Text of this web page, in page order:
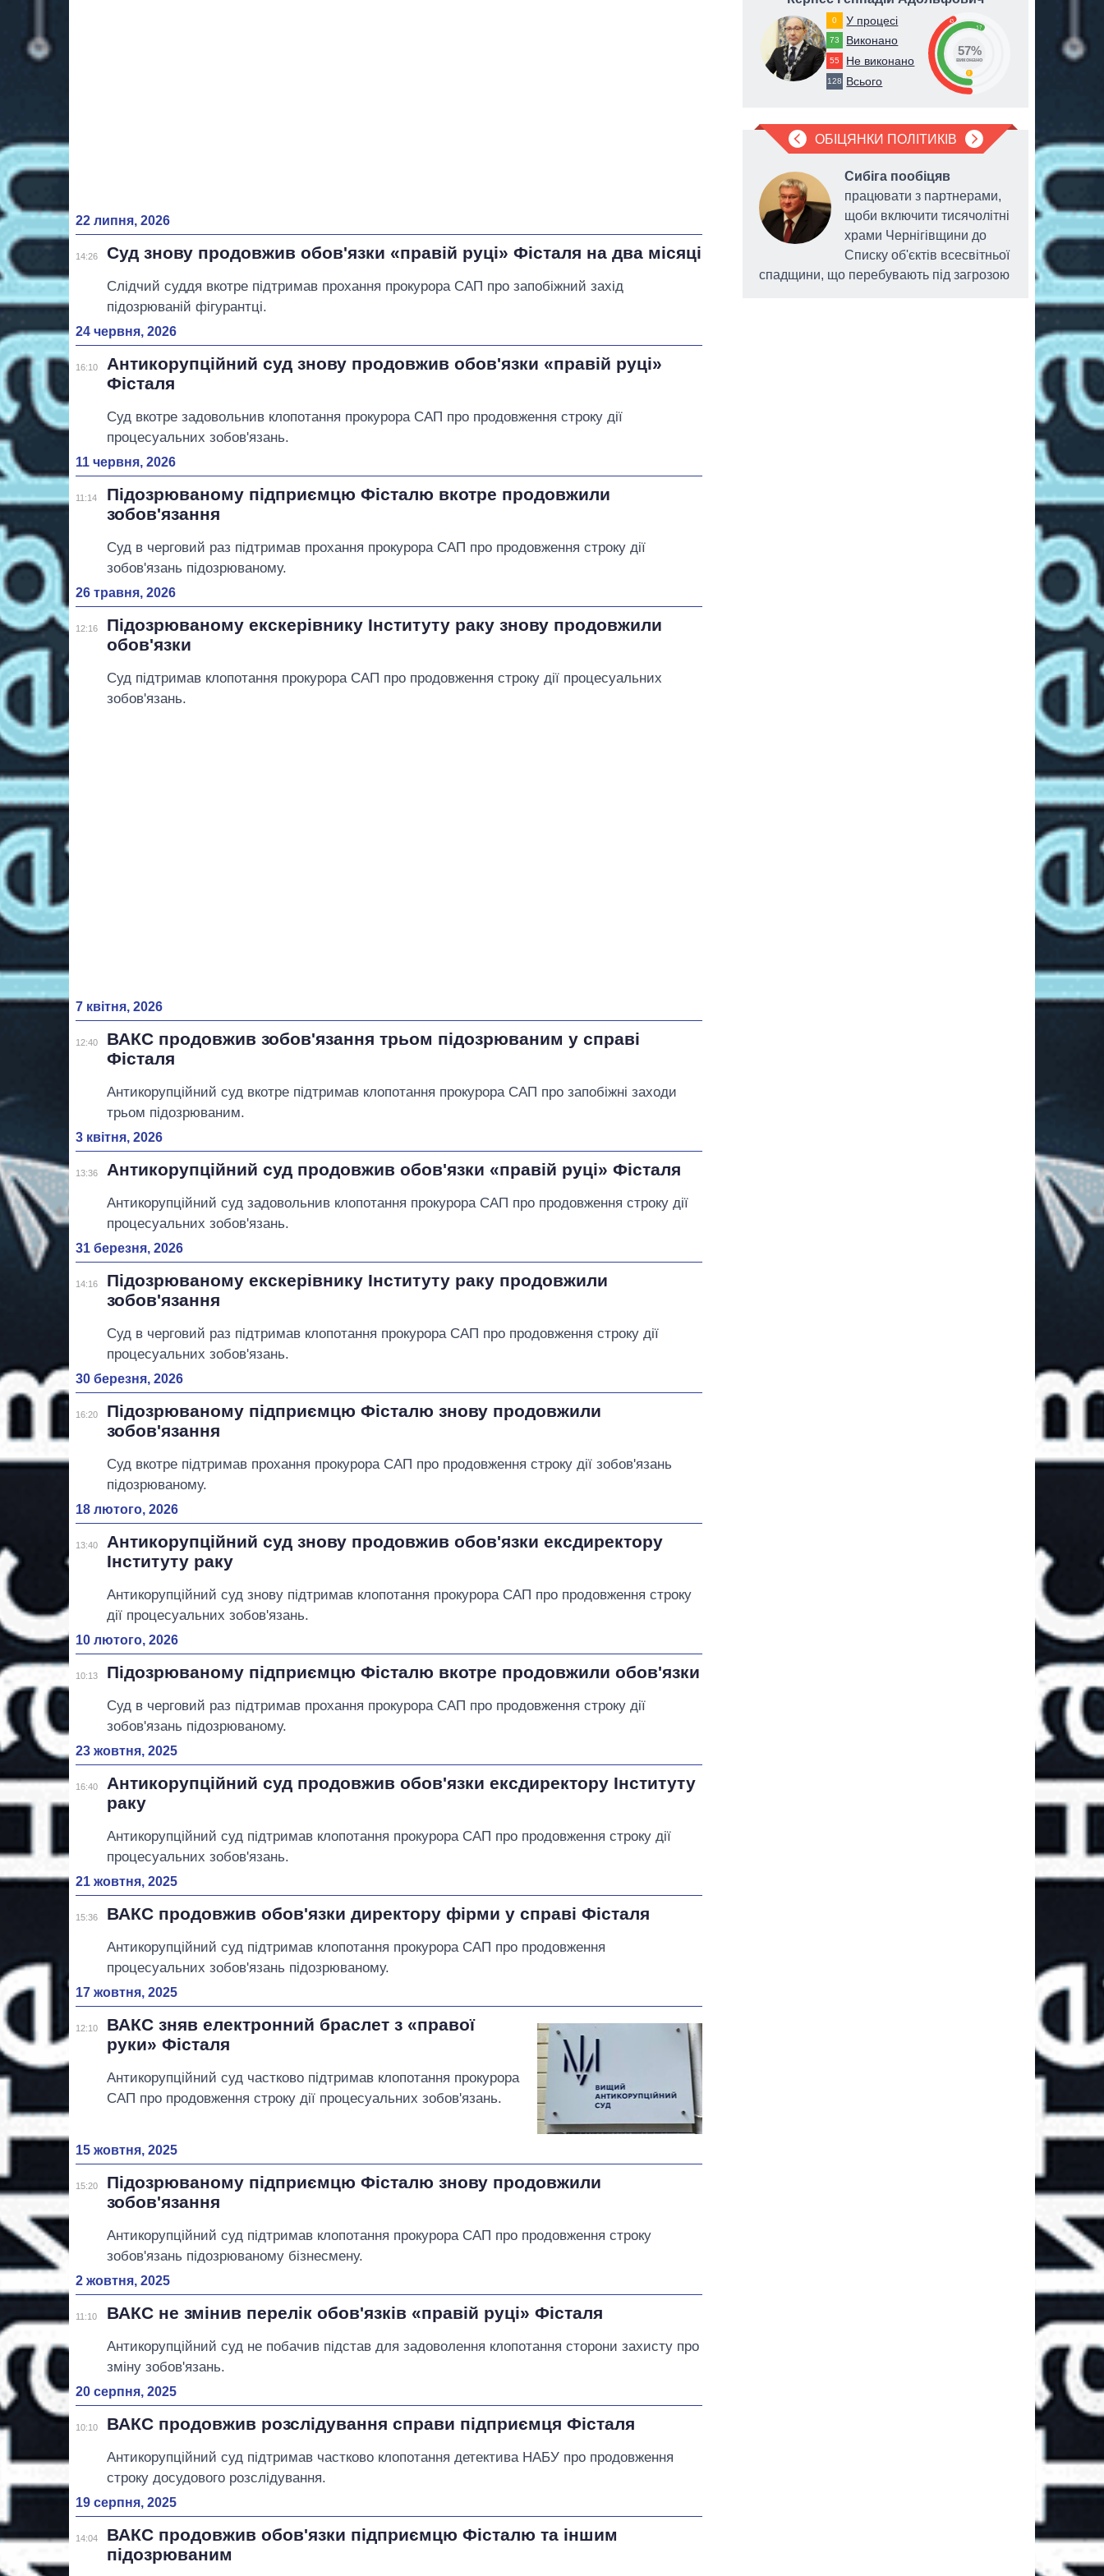
22 липня, 2026
14:26 Суд знову продовжив обов'язки «правій руці» Фісталя на два місяці
Слідчий суддя вкотре підтримав прохання прокурора САП про запобіжний захід
підозрюваній фігурантці.
24 червня, 2026
16:10
Антикорупційний суд знову продовжив обов'язки «правій руці»
Фісталя
Суд вкотре задовольнив клопотання прокурора САП про продовження строку дії
процесуальних зобов'язань.
11 червня, 2026
11:14
Підозрюваному підприємцю Фісталю вкотре продовжили
зобов'язання
Суд в черговий раз підтримав прохання прокурора САП про продовження строку дії
зобов'язань підозрюваному.
26 травня, 2026
12:16
Підозрюваному екскерівнику Інституту раку знову продовжили
обов'язки
Суд підтримав клопотання прокурора САП про продовження строку дії процесуальних
зобов'язань.
7 квітня, 2026
12:40
ВАКС продовжив зобов'язання трьом підозрюваним у справі
Фісталя
Антикорупційний суд вкотре підтримав клопотання прокурора САП про запобіжні заходи
трьом підозрюваним.
3 квітня, 2026
13:36 Антикорупційний суд продовжив обов'язки «правій руці» Фісталя
Антикорупційний суд задовольнив клопотання прокурора САП про продовження строку дії
процесуальних зобов'язань.
31 березня, 2026
14:16
Підозрюваному екскерівнику Інституту раку продовжили
зобов'язання
Суд в черговий раз підтримав клопотання прокурора САП про продовження строку дії
процесуальних зобов'язань.
30 березня, 2026
16:20
Підозрюваному підприємцю Фісталю знову продовжили
зобов'язання
Суд вкотре підтримав прохання прокурора САП про продовження строку дії зобов'язань
підозрюваному.
18 лютого, 2026
13:40
Антикорупційний суд знову продовжив обов'язки ексдиректору
Інституту раку
Антикорупційний суд знову підтримав клопотання прокурора САП про продовження строку
дії процесуальних зобов'язань.
10 лютого, 2026
10:13 Підозрюваному підприємцю Фісталю вкотре продовжили обов'язки
Суд в черговий раз підтримав прохання прокурора САП про продовження строку дії
зобов'язань підозрюваному.
23 жовтня, 2025
16:40
Антикорупційний суд продовжив обов'язки ексдиректору Інституту
раку
Антикорупційний суд підтримав клопотання прокурора САП про продовження строку дії
процесуальних зобов'язань.
21 жовтня, 2025
15:36 ВАКС продовжив обов'язки директору фірми у справі Фісталя
Антикорупційний суд підтримав клопотання прокурора САП про продовження
процесуальних зобов'язань підозрюваному.
17 жовтня, 2025
12:10
ВАКС зняв електронний браслет з «правої
руки» Фісталя
Антикорупційний суд частково підтримав клопотання прокурора
САП про продовження строку дії процесуальних зобов'язань.
15 жовтня, 2025
15:20
Підозрюваному підприємцю Фісталю знову продовжили
зобов'язання
Антикорупційний суд підтримав клопотання прокурора САП про продовження строку
зобов'язань підозрюваному бізнесмену.
2 жовтня, 2025
11:10 ВАКС не змінив перелік обов'язків «правій руці» Фісталя
Антикорупційний суд не побачив підстав для задоволення клопотання сторони захисту про
зміну зобов'язань.
20 серпня, 2025
10:10 ВАКС продовжив розслідування справи підприємця Фісталя
Антикорупційний суд підтримав частково клопотання детектива НАБУ про продовження
строку досудового розслідування.
19 серпня, 2025
14:04
ВАКС продовжив обов'язки підприємцю Фісталю та іншим
підозрюваним
0 У процесі
73 Виконано
55 Не виконано
128 Всього
43
57
0
57%
виконано
ОБІЦЯНКИ ПОЛІТИКІВ
регіонам, зокрема
Чернігівщині
Сибіга пообіцяв
працювати з партнерами,
щоби включити тисячолітні
храми Чернігівщини до
Списку об'єктів всесвітньої
спадщини, що перебувають під загрозою